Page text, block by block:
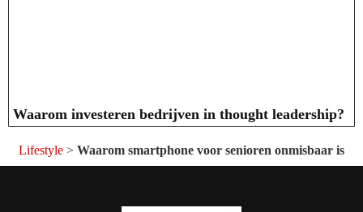
Waarom investeren bedrijven in thought leadership?
Lifestyle > Waarom smartphone voor senioren onmisbaar is